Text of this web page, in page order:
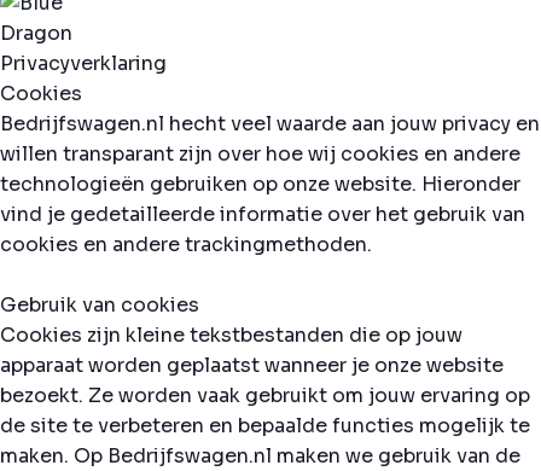
Privacyverklaring
Cookies
Bedrijfswagen.nl hecht veel waarde aan jouw privacy en
willen transparant zijn over hoe wij cookies en andere
technologieën gebruiken op onze website. Hieronder
vind je gedetailleerde informatie over het gebruik van
cookies en andere trackingmethoden.
Gebruik van cookies
Cookies zijn kleine tekstbestanden die op jouw
apparaat worden geplaatst wanneer je onze website
bezoekt. Ze worden vaak gebruikt om jouw ervaring op
de site te verbeteren en bepaalde functies mogelijk te
maken. Op Bedrijfswagen.nl maken we gebruik van de